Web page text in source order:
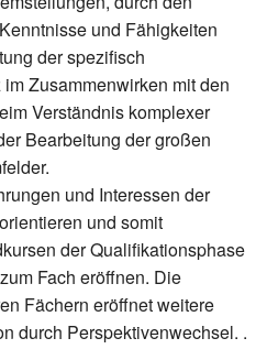
und Fähigkeiten
der spezifisch
Zusammenwirken mit den
Verständnis komplexer
Bearbeitung der großen
und Interessen der
und somit
der Qualifikationsphase
Fach eröffnen. Die
Fächern eröffnet weitere
durch Perspektivenwechsel. .